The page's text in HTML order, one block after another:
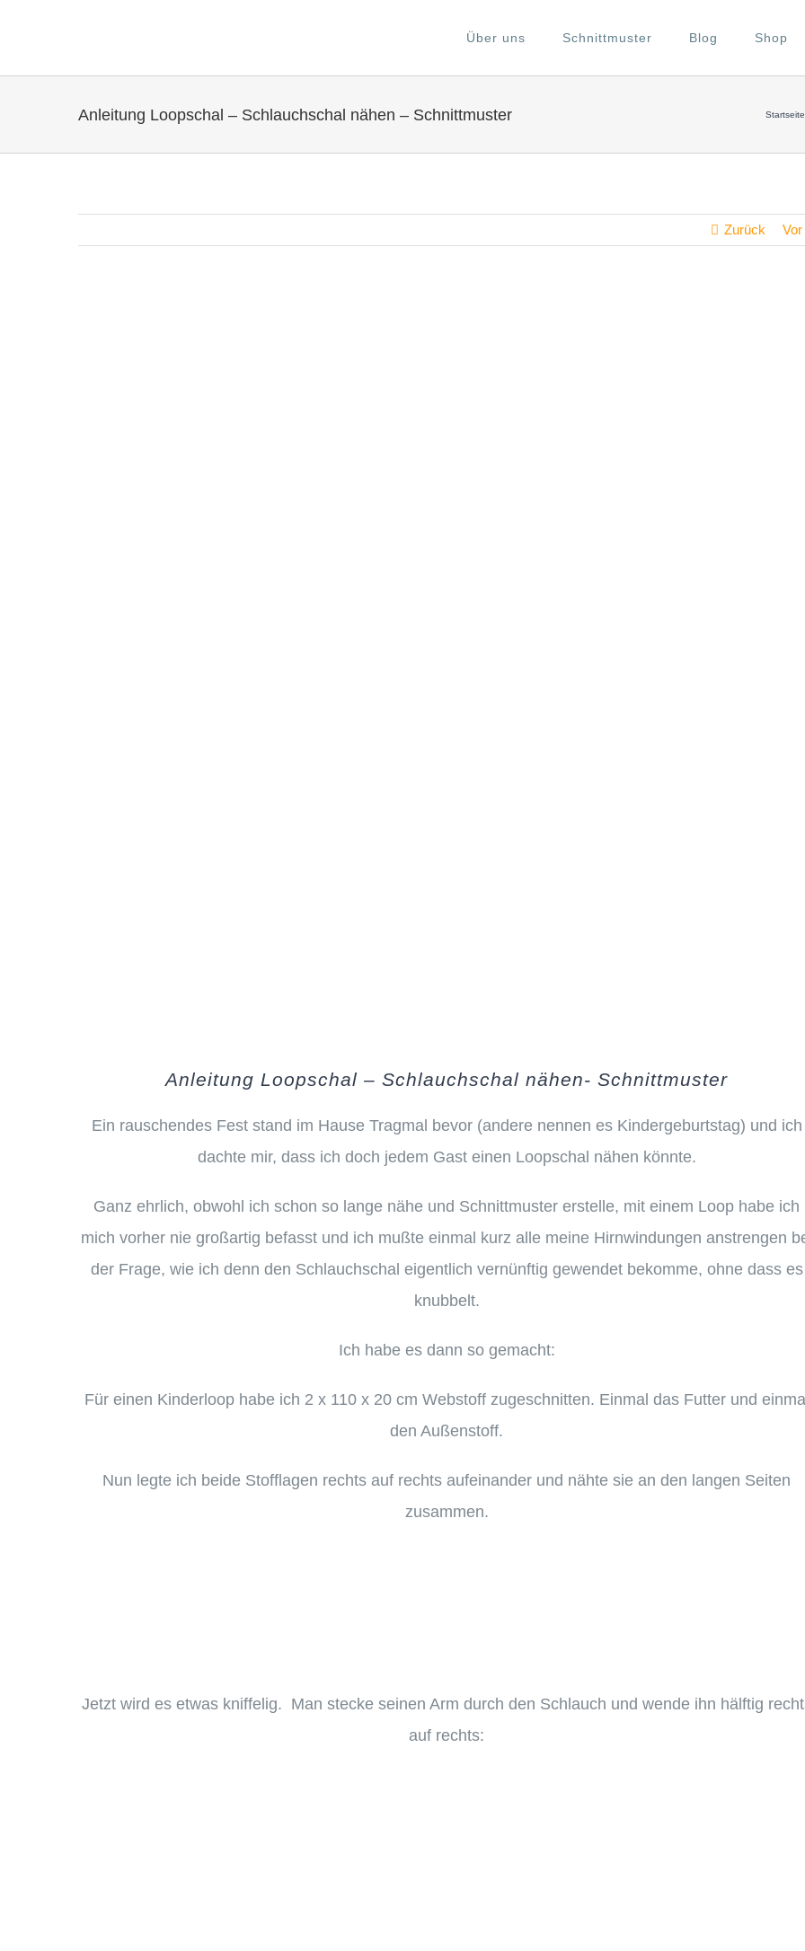
Über uns Schnittmuster Blog Shop
Anleitung Loopschal – Schlauchschal nähen – Schnittmuster Startseite
Zurück Vor
Anleitung Loopschal – Schlauchschal nähen- Schnittmuster
Ein rauschendes Fest stand im Hause Tragmal bevor (andere nennen es Kindergeburtstag) und ich
dachte mir, dass ich doch jedem Gast einen Loopschal nähen könnte.
Ganz ehrlich, obwohl ich schon so lange nähe und Schnittmuster erstelle, mit einem Loop habe ich
mich vorher nie großartig befasst und ich mußte einmal kurz alle meine Hirnwindungen anstrengen
der Frage, wie ich denn den Schlauchschal eigentlich vernünftig gewendet bekomme, ohne dass es
knubbelt.
Ich habe es dann so gemacht:
Für einen Kinderloop habe ich 2 x 110 x 20 cm Webstoff zugeschnitten. Einmal das Futter und einmal
den Außenstoff.
Nun legte ich beide Stofflagen rechts auf rechts aufeinander und nähte sie an den langen Seiten
zusammen.
Jetzt wird es etwas kniffelig. Man stecke seinen Arm durch den Schlauch und wende ihn hälftig
auf rechts: